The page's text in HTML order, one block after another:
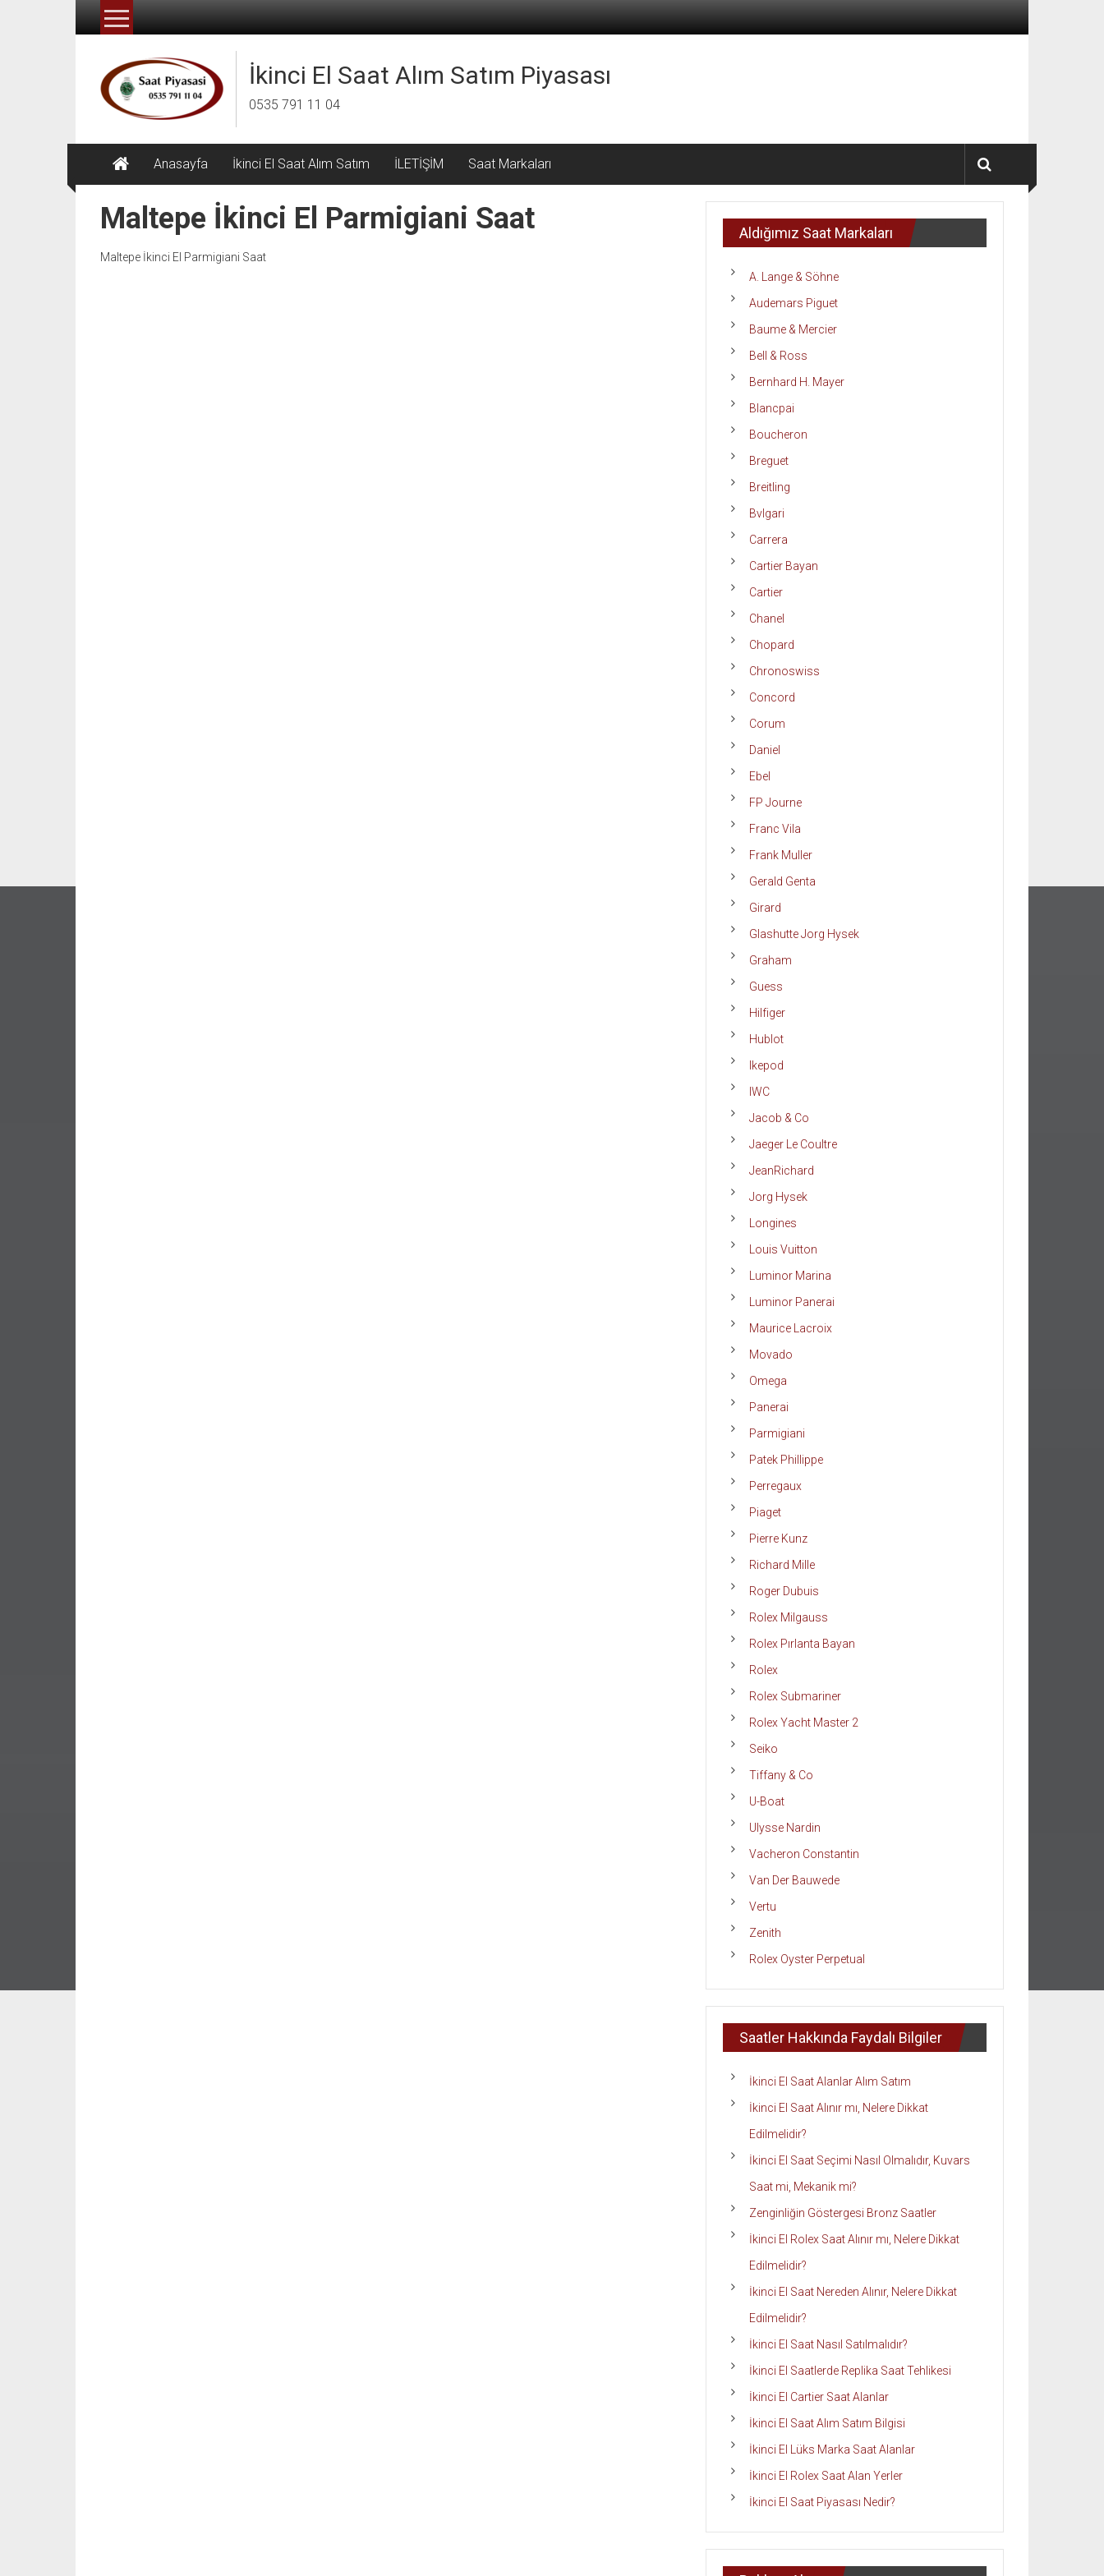
İçeriğe
İkinci El Saat Alım Satım Piyasası
0535 791 11 04
Anasayfa İkinci El Saat Alım Satım İLETİŞİM Saat Markaları
Maltepe İkinci El Parmigiani Saat
Maltepe İkinci El Parmigiani Saat
Aldığımız Saat Markaları
A. Lange & Söhne
Audemars Piguet
Baume & Mercier
Bell & Ross
Bernhard H. Mayer
Blancpai
Boucheron
Breguet
Breitling
Bvlgari
Carrera
Cartier Bayan
Cartier
Chanel
Chopard
Chronoswiss
Concord
Corum
Daniel
Ebel
FP Journe
Franc Vila
Frank Muller
Gerald Genta
Girard
Glashutte Jorg Hysek
Graham
Guess
Hilfiger
Hublot
Ikepod
IWC
Jacob & Co
Jaeger Le Coultre
JeanRichard
Jorg Hysek
Longines
Louis Vuitton
Luminor Marina
Luminor Panerai
Maurice Lacroix
Movado
Omega
Panerai
Parmigiani
Patek Phillippe
Perregaux
Piaget
Pierre Kunz
Richard Mille
Roger Dubuis
Rolex Milgauss
Rolex Pırlanta Bayan
Rolex
Rolex Submariner
Rolex Yacht Master 2
Seiko
Tiffany & Co
U-Boat
Ulysse Nardin
Vacheron Constantin
Van Der Bauwede
Vertu
Zenith
Rolex Oyster Perpetual
Saatler Hakkında Faydalı Bilgiler
İkinci El Saat Alanlar Alım Satım
İkinci El Saat Alınır mı, Nelere Dikkat
Edilmelidir?
İkinci El Saat Seçimi Nasıl Olmalıdır, Kuvars
Saat mi, Mekanik mi?
Zenginliğin Göstergesi Bronz Saatler
İkinci El Rolex Saat Alınır mı, Nelere Dikkat
Edilmelidir?
İkinci El Saat Nereden Alınır, Nelere Dikkat
Edilmelidir?
İkinci El Saat Nasıl Satılmalıdır?
İkinci El Saatlerde Replika Saat Tehlikesi
İkinci El Cartier Saat Alanlar
İkinci El Saat Alım Satım Bilgisi
İkinci El Lüks Marka Saat Alanlar
İkinci El Rolex Saat Alan Yerler
İkinci El Saat Piyasası Nedir?